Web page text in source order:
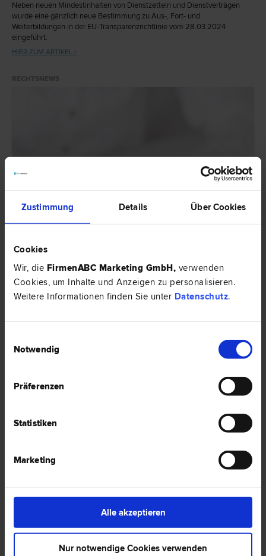
Zustimmung Details Über Cookies
Cookies
Wir, die FirmenABC Marketing GmbH, verwenden
Cookies, um Inhalte und Anzeigen zu personalisieren.
Weitere Informationen finden Sie unter Datenschutz.
Notwendig
Präferenzen
Statistiken
Marketing
Alle akzeptieren
Nur notwendige Cookies verwenden
Neben neuen Mindestinhalten von Dienstzetteln und Dienstverträgen
wurde eine gänzlich neue Bestimmung zu Aus-, Fort- und
Weiterbildungen in der EU-Transparenzrichtlinie vom 28.03.2024
eingeführt.
HIER ZUM ARTIKEL ›
Abfertigung Alt und Neu – die Unterschiede
HIER ZUM ARTIKEL ›
RECHTSNEWS